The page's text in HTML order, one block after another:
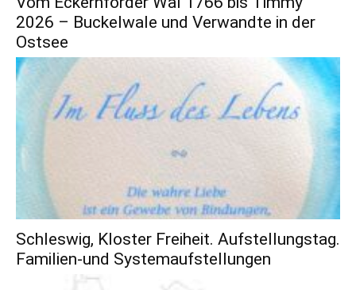
2026 – Buckelwale und Verwandte in der
Ostsee
Schleswig, Kloster Freiheit. Aufstellungstag.
Familien-und Systemaufstellungen